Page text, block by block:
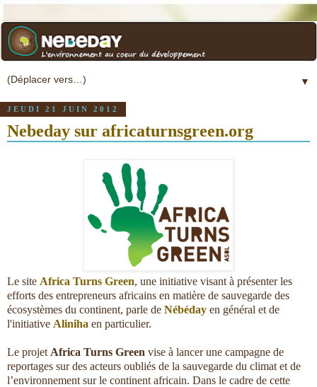
▼
JEUDI 21 JUIN 2012
Nebeday sur africaturnsgreen.org
Le site Africa Turns Green, une initiative visant à présenter les
efforts des entrepreneurs africains en matière de sauvegarde des
écosystèmes du continent, parle de Nébéday en général et de
l'initiative Aliniha en particulier.
Le projet Africa Turns Green vise à lancer une campagne de
reportages sur des acteurs oubliés de la sauvegarde du climat et de
l’environnement sur le continent africain. Dans le cadre de cette